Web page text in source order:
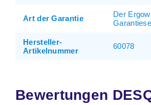
Art der Garantie
Der
Hersteller-
Artikelnummer
60078
Bewertungen